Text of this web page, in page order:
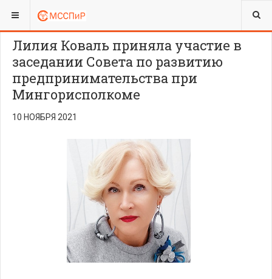
ВЫ ЗДЕСЬ:
Лилия Коваль приняла участие в
заседании Совета по развитию
предпринимательства при
Мингорисполкоме
10 НОЯБРЯ 2021